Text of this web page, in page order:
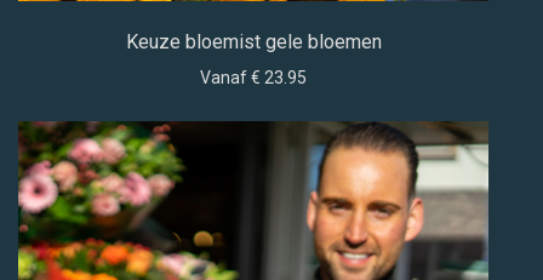
Keuze bloemist gele bloemen
Vanaf € 23.95